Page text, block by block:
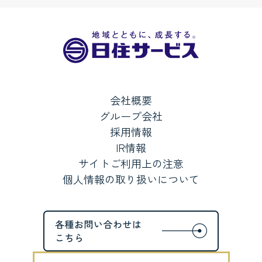
会社概要
グループ会社
採用情報
IR情報
サイトご利用上の注意
個人情報の取り扱いについて